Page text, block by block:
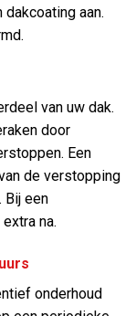
aan.
van uw dak.
door
Een
de verstopping
Bij een
na.
onderhoud